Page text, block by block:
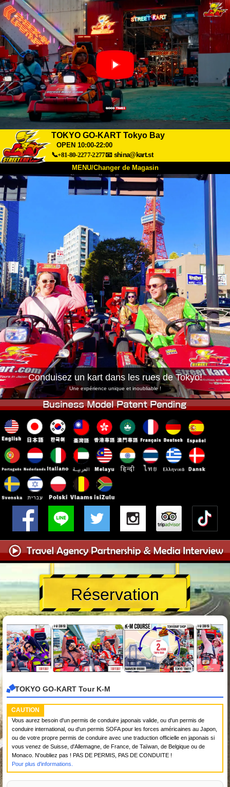
TOKYO GO-KART Tokyo Bay
OPEN 10:00-22:00
📞+81-80-2277-2277📧 shina@kart.st
MENU/Changer de Magasin
ACCUEIL
À Propos Caractéristiques
Entreprise Réservation
Changer de Magasin
Tokyo Shinagawa Tokyo Akihabara#1
Tokyo Akihabara#2 Tokyo Shibuya
Tokyo Shibuya Annexe Baie de Tokyo
Tokyo Asakusa Osaka
Okinawa
Conduisez un kart dans les rues de Tokyo!
Une expérience unique et inoubliable !
Réservation
TOKYO GO-KART Tour K-M
CAUTION
Vous aurez besoin d'un permis de conduire japonais valide, ou d'un permis de
conduire international, ou d'un permis SOFA pour les forces américaines au Japon,
ou de votre propre permis de conduire avec une traduction officielle en japonais si
vous venez de Suisse, d'Allemagne, de France, de Taïwan, de Belgique ou de
Monaco. N'oubliez pas ! PAS DE PERMIS, PAS DE CONDUITE !
Pour plus d'informations.